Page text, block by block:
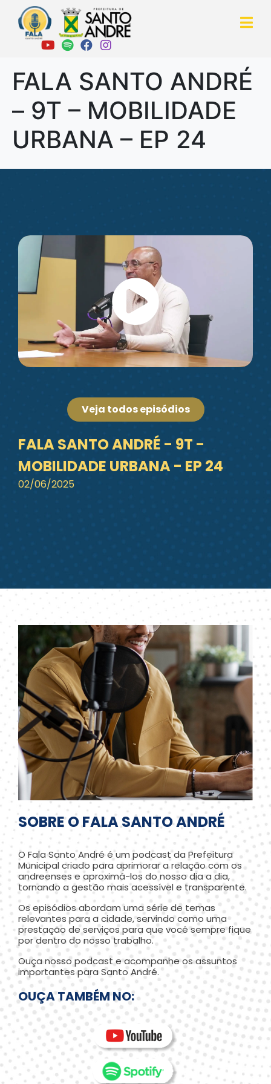
FALA SANTO ANDRÉ
– 9T – MOBILIDADE
URBANA – EP 24
Veja todos episódios
FALA SANTO ANDRÉ - 9T -
MOBILIDADE URBANA - EP 24
02/06/2025
SOBRE O FALA SANTO ANDRÉ
O Fala Santo André é um podcast da Prefeitura
Municipal criado para aprimorar a relação com os
andreenses e aproximá-los do nosso dia a dia,
tornando a gestão mais acessível e transparente.
Os episódios abordam uma série de temas
relevantes para a cidade, servindo como uma
prestação de serviços para que você sempre fique
por dentro do nosso trabalho.
Ouça nosso podcast e acompanhe os assuntos
importantes para Santo André.
OUÇA TAMBÉM NO: